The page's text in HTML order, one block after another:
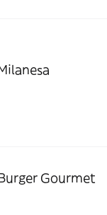
Gourmet